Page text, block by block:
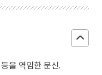
을 역임한 문신.